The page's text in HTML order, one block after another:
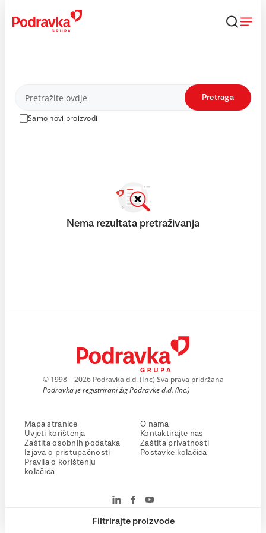
content
Proizvodi
Samo novi proizvodi
Pretraga
Filtrirajte proizvode
Nema rezultata pretraživanja
© 1998 – 2026 Podravka d.d. (Inc) Sva prava pridržana
Podravka je registrirani žig Podravke d.d. (Inc.)
Mapa stranice
Uvjeti korištenja
Zaštita osobnih podataka
Izjava o pristupačnosti
Pravila o korištenju
kolačića
O nama
Kontaktirajte nas
Zaštita privatnosti
Postavke kolačića